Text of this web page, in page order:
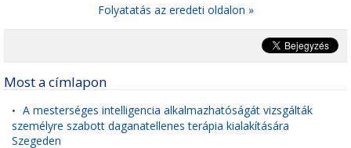
Folyatatás az eredeti oldalon »
Most a címlapon
• A mesterséges intelligencia alkalmazhatóságát vizsgálták
személyre szabott daganatellenes terápia kialakítására
Szegeden